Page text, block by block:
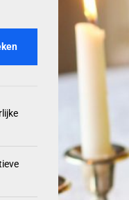
akoestiek in je woonkamer
als kunst: creatieve tips
retro ontmoet modern
systemen voor